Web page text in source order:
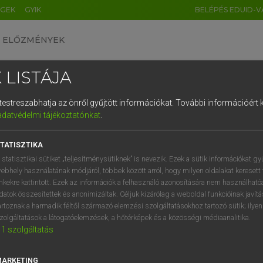
GYIK BELÉPÉS EDUID-
ELŐZMÉNYEK
szótár
ELŐFIZETÉSED?
megtekintéséhez.
LISTÁJA
az önről gyűjtött információkat. További információért
tájékoztatónkat.
statisztikai sütiket „teljesítménysütiknek” is nevezik. Ezek a sütik információkat
használatának módjáról, többek között arról, hogy milyen oldalakat
kattintott. Ezek az információk a felhasználó azonosítására nem
összesítettek és anonimizáltak. Céljuk kizárólag a weboldal funkcióinak
a harmadik féltől származó elemzési szolgáltatásokhoz tartozó sütik;
a látogatóelemzések, a hőtérképek és a közösségi médiaanalitika.
1 szolgáltatás
DE CN FR ES IT NL
1 2 3 4 5 6 7 8 9
q w e r t z u i
a s d f g h j k l é
í y x c v b n m , .